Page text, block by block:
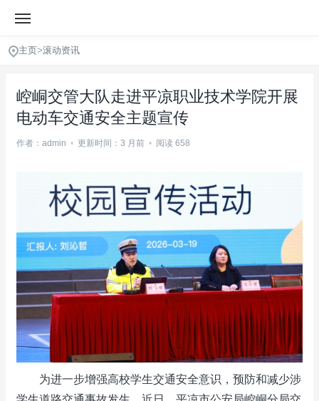
主页>滚动资讯
崆峒交管大队走进平凉职业技术学院开展
电动车交通安全主题宣传
作者：admin • 更新时间：3 月前 • 阅读 658
为进一步增强高校学生交通安全意识，预防和减少涉